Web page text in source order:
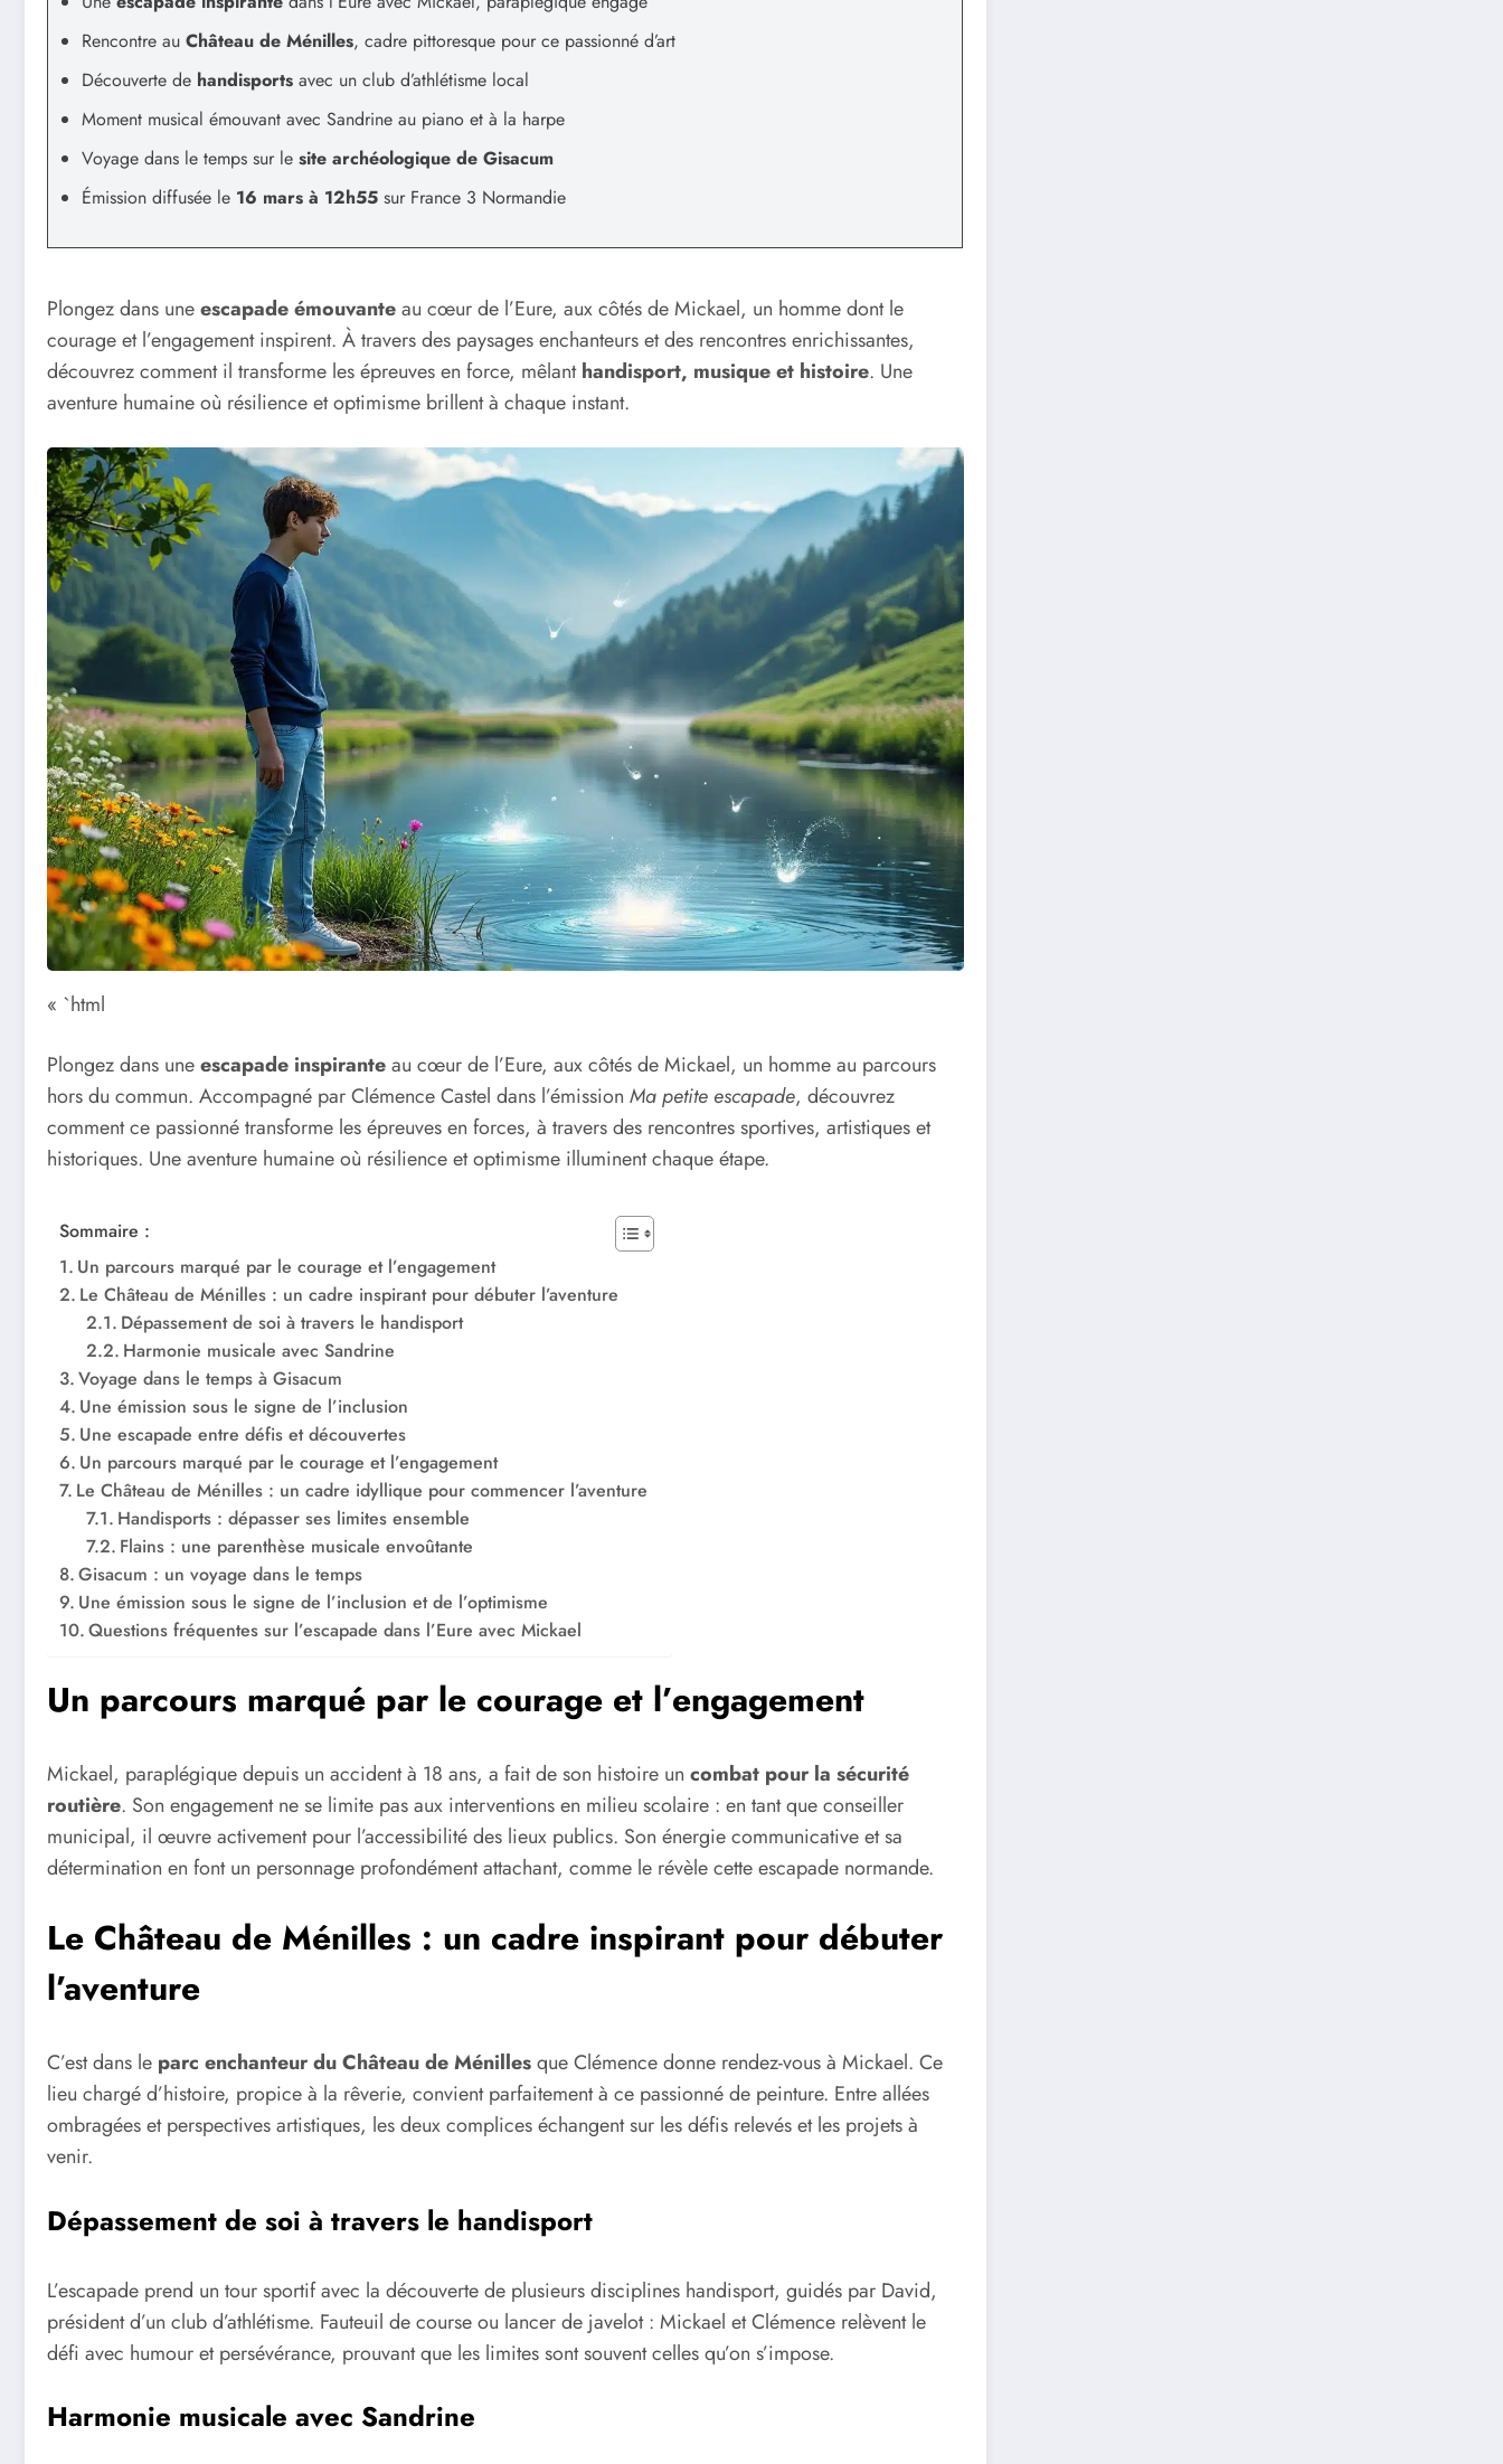
Rencontre au Château de Ménilles, cadre pittoresque pour ce passionné d’art
Découverte de handisports avec un club d’athlétisme local
Moment musical émouvant avec Sandrine au piano et à la harpe
Voyage dans le temps sur le site archéologique de Gisacum
Émission diffusée le 16 mars à 12h55 sur France 3 Normandie
Plongez dans uneescapade émouvanteau cœur de l’Eure, aux côtés de Mickael, un homme dont le
courage et l’engagement inspirent. À travers des paysages enchanteurs et des rencontres enrichissantes,
découvrez comment il transforme les épreuves en force, mêlanthandisport, musique et histoire. Une
aventure humaine où résilience et optimisme brillent à chaque instant.
« `html
Plongez dans uneescapade inspiranteau cœur de l’Eure, aux côtés de Mickael, un homme au parcours
hors du commun. Accompagné par Clémence Castel dans l’émission Ma petite escapade, découvrez
comment ce passionné transforme les épreuves en forces, à travers des rencontres sportives, artistiques et
historiques. Une aventure humaine où résilience et optimisme illuminent chaque étape.
Sommaire :
Un parcours marqué par le courage et l’engagement
Le Château de Ménilles : un cadre inspirant pour débuter l’aventure
Dépassement de soi à travers le handisport
Harmonie musicale avec Sandrine
Voyage dans le temps à Gisacum
Une émission sous le signe de l’inclusion
Une escapade entre défis et découvertes
Un parcours marqué par le courage et l’engagement
Le Château de Ménilles : un cadre idyllique pour commencer l’aventure
Handisports : dépasser ses limites ensemble
Flains : une parenthèse musicale envoûtante
Gisacum : un voyage dans le temps
Une émission sous le signe de l’inclusion et de l’optimisme
Questions fréquentes sur l’escapade dans l’Eure avec Mickael
Un parcours marqué par le courage et l’engagement
Mickael, paraplégique depuis un accident à 18 ans, a fait de son histoire un combat pour la sécurité
routière. Son engagement ne se limite pas aux interventions en milieu scolaire : en tant que conseiller
municipal, il œuvre activement pour l’accessibilité des lieux publics. Son énergie communicative et sa
détermination en font un personnage profondément attachant, comme le révèle cette escapade normande.
Le Château de Ménilles : un cadre inspirant pour débuter
l’aventure
C’est dans le parc enchanteur du Château de Ménillesque Clémence donne rendez-vous à Mickael. Ce
lieu chargé d’histoire, propice à la rêverie, convient parfaitement à ce passionné de peinture. Entre allées
ombragées et perspectives artistiques, les deux complices échangent sur les défis relevés et les projets à
venir.
Dépassement de soi à travers le handisport
L’escapade prend un tour sportif avec la découverte de plusieurs disciplines handisport, guidés par David,
président d’un club d’athlétisme. Fauteuil de course ou lancer de javelot : Mickael et Clémence relèvent le
défi avec humour et persévérance, prouvant que les limites sont souvent celles qu’on s’impose.
Harmonie musicale avec Sandrine